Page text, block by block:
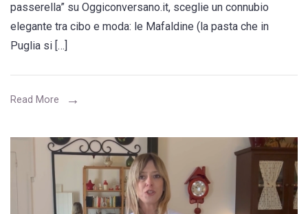
di
San
e
arricciati
sfilate
di
passerella” su Oggiconversano.it, sceglie un connubio
elegante tra cibo e moda: le Mafaldine (la pasta che in
Puglia si […]
Read More